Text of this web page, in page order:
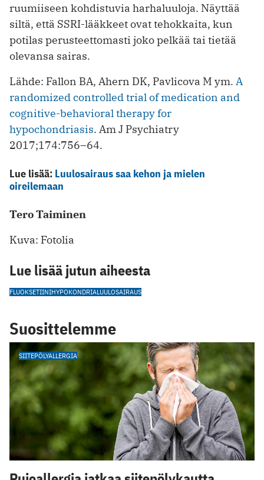
ruumiiseen kohdistuvia harhaluuloja. Näyttää
siltä, että SSRI-lääkkeet ovat tehokkaita, kun
potilas perusteettomasti joko pelkää tai tietää
olevansa sairas.
Lähde: Fallon BA, Ahern DK, Pavlicova M ym. A
randomized controlled trial of medication and
cognitive-behavioral therapy for
hypochondriasis. Am J Psychiatry
2017;174:756–64.
Lue lisää: Luulosairaus saa kehon ja mielen
oireilemaan
Tero Taiminen
Kuva: Fotolia
Lue lisää jutun aiheesta
FLUOKSETIINIHYPOKONDRIALUULOSAIRAUS
Suosittelemme
SIITEPÖLYALLERGIA